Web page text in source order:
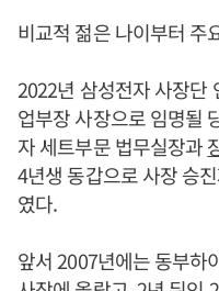
비교적 젊은 나이부터 주
2022년 삼성전자 사장단
업부장 사장으로 임명될
자 세트부문 법무실장과
4년생 동갑으로 사장 승
였다.
앞서 2007년에는 동부하